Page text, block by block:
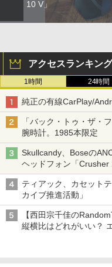
10 V」
アクセスランキング
1時間 24時間
純正の有線CarPlay/
「バック・トゥ・ザ・
腕時計。1985本限定
Skullcandy、Boseの
ヘッドフォン「Crusher
ティアック、カセット
カイブ推進活動」
【西田宗千佳の
縦横比はどれがいい？